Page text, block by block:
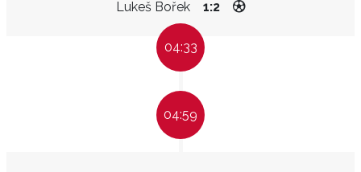
Lukeš Bořek 1:2
04:33
04:59